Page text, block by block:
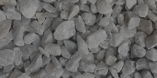
22руб. /мешок